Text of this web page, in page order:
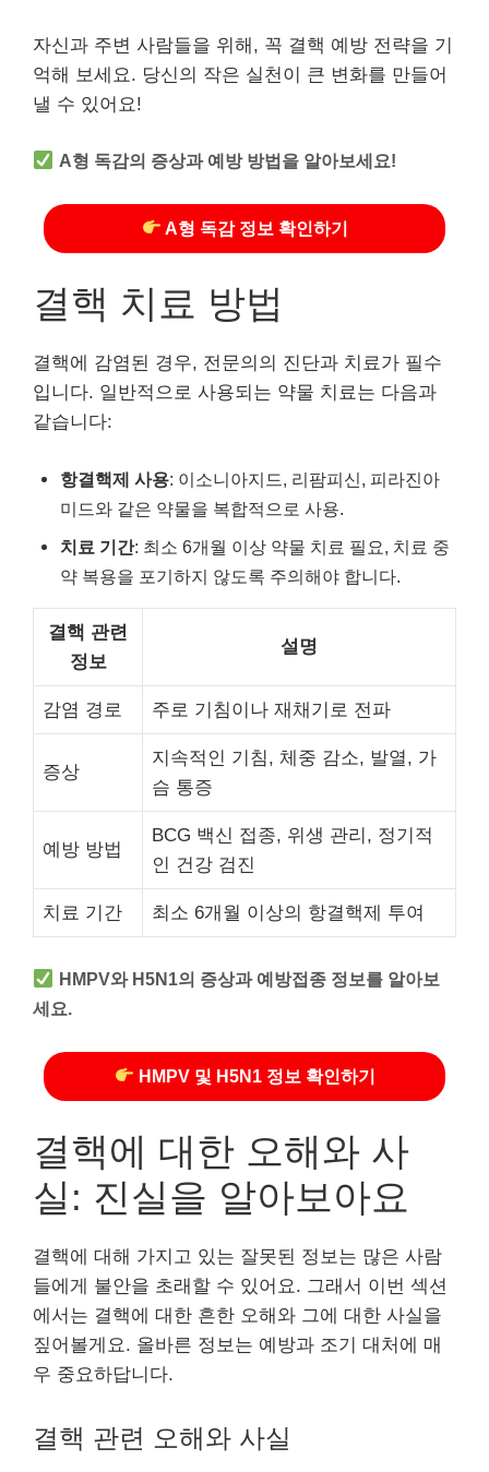
자신과 주변 사람들을 위해, 꼭 결핵 예방 전략을 기
억해 보세요. 당신의 작은 실천이 큰 변화를 만들어
낼 수 있어요!
A형 독감의 증상과 예방 방법을 알아보세요!
A형 독감 정보 확인하기
결핵 치료 방법
결핵에 감염된 경우, 전문의의 진단과 치료가 필수
입니다. 일반적으로 사용되는 약물 치료는 다음과
같습니다:
항결핵제 사용: 이소니아지드, 리팜피신, 피라진아
미드와 같은 약물을 복합적으로 사용.
치료 기간: 최소 6개월 이상 약물 치료 필요, 치료 중
약 복용을 포기하지 않도록 주의해야 합니다.
결핵 관련
정보
설명
감염 경로 주로 기침이나 재채기로 전파
증상
지속적인 기침, 체중 감소, 발열, 가
슴 통증
예방 방법
BCG 백신 접종, 위생 관리, 정기적
인 건강 검진
치료 기간 최소 6개월 이상의 항결핵제 투여
HMPV와 H5N1의 증상과 예방접종 정보를 알아보
세요.
HMPV 및 H5N1 정보 확인하기
결핵에 대한 오해와 사
실: 진실을 알아보아요
결핵에 대해 가지고 있는 잘못된 정보는 많은 사람
들에게 불안을 초래할 수 있어요. 그래서 이번 섹션
에서는 결핵에 대한 흔한 오해와 그에 대한 사실을
짚어볼게요. 올바른 정보는 예방과 조기 대처에 매
우 중요하답니다.
결핵 관련 오해와 사실